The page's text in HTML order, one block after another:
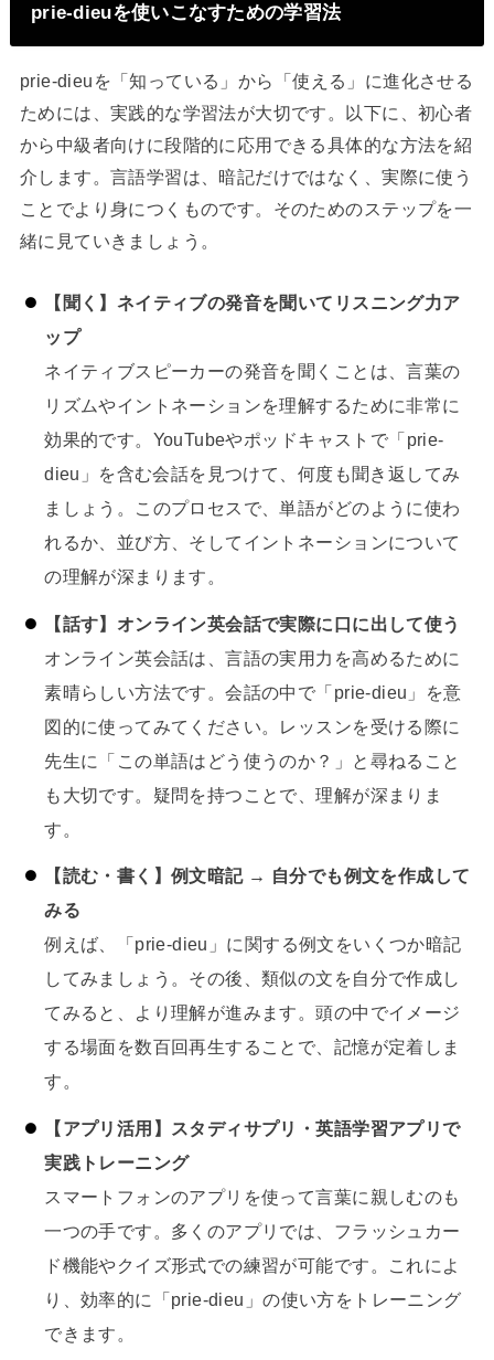
prie-dieuを使いこなすための学習法
prie-dieuを「知っている」から「使える」に進化させる
ためには、実践的な学習法が大切です。以下に、初心者
から中級者向けに段階的に応用できる具体的な方法を紹
介します。言語学習は、暗記だけではなく、実際に使う
ことでより身につくものです。そのためのステップを一
緒に見ていきましょう。
【聞く】ネイティブの発音を聞いてリスニング力ア
ップ
ネイティブスピーカーの発音を聞くことは、言葉の
リズムやイントネーションを理解するために非常に
効果的です。YouTubeやポッドキャストで「prie-
dieu」を含む会話を見つけて、何度も聞き返してみ
ましょう。このプロセスで、単語がどのように使わ
れるか、並び方、そしてイントネーションについて
の理解が深まります。
【話す】オンライン英会話で実際に口に出して使う
オンライン英会話は、言語の実用力を高めるために
素晴らしい方法です。会話の中で「prie-dieu」を意
図的に使ってみてください。レッスンを受ける際に
先生に「この単語はどう使うのか？」と尋ねること
も大切です。疑問を持つことで、理解が深まりま
す。
【読む・書く】例文暗記 → 自分でも例文を作成して
みる
例えば、「prie-dieu」に関する例文をいくつか暗記
してみましょう。その後、類似の文を自分で作成し
てみると、より理解が進みます。頭の中でイメージ
する場面を数百回再生することで、記憶が定着しま
す。
【アプリ活用】スタディサプリ・英語学習アプリで
実践トレーニング
スマートフォンのアプリを使って言葉に親しむのも
一つの手です。多くのアプリでは、フラッシュカー
ド機能やクイズ形式での練習が可能です。これによ
り、効率的に「prie-dieu」の使い方をトレーニング
できます。